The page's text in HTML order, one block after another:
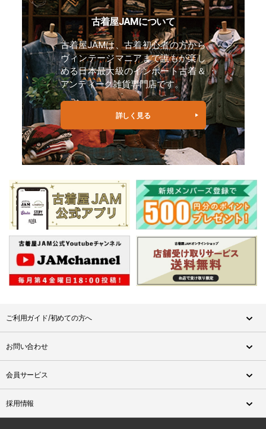
古着屋JAMについて
古着屋JAMは、古着初心者の方から
ヴィンテージマニアまで誰もが楽し
める日本最大級のインポート古着＆
アンティーク雑貨専門店です。
詳しく見る
ご利用ガイド/初めての方へ
お問い合わせ
会員サービス
採用情報